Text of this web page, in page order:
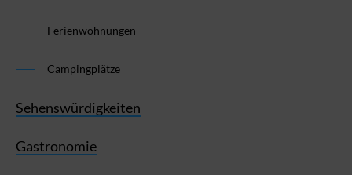
Ferienwohnungen
Campingplätze
Sehenswürdigkeiten
Gastronomie